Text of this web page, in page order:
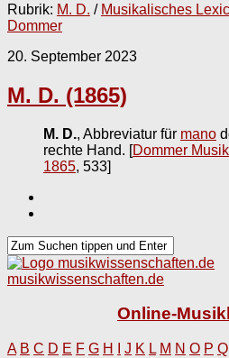
Rubrik: M. D. / Musikalisches
Dommer
20. September 2023
M. D. (1865)
M. D., Abbreviatur für mano
rechte Hand. [Dommer
1865, 533]
musikwissenschaften.de
Online-
A B C D E F G H J K L M N O P Q